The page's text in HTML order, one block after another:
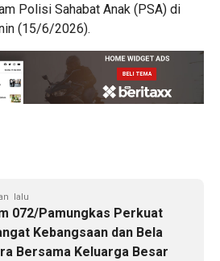
Polisi Sahabat Anak (PSA) di
(15/6/2026).
lalu
072/Pamungkas Perkuat
Kebangsaan dan Bela
Bersama Keluarga Besar